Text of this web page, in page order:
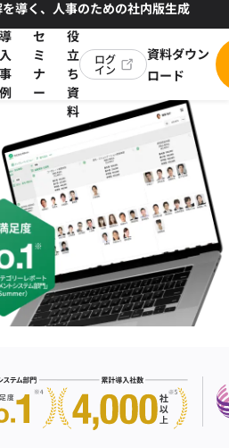
導く、人事のための社内版生成
導
入
事
例
セ
ミ
ナ
ー
お
役
立
ち
資
料
ログ
イン
資料ダウン
ロード